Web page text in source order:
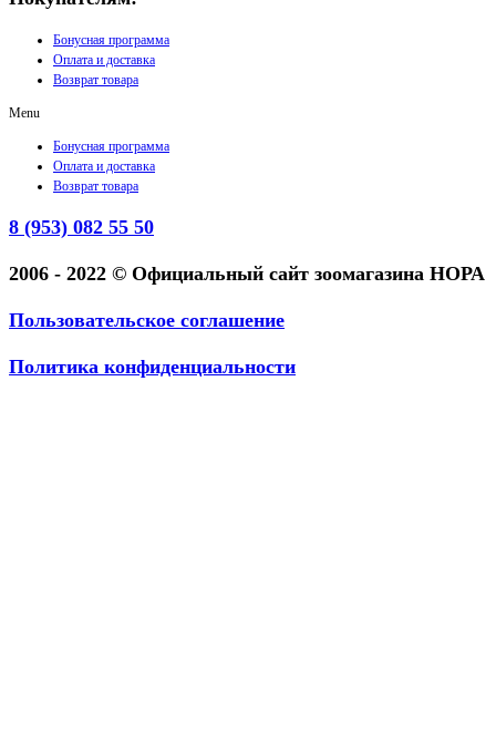
Бонусная программа
Оплата и доставка
Возврат товара
Menu
Бонусная программа
Оплата и доставка
Возврат товара
8 (953) 082 55 50
2006 - 2022 © Официальный сайт зоомагазина НОРА
Пользовательское соглашение
Политика конфиденциальности